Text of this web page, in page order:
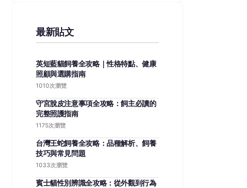
最新貼文
英短藍貓飼養全攻略｜性格特點、健康
照顧與選購指南
1010次瀏覽
守宮脫皮注意事項全攻略：飼主必讀的
完整照護指南
1175次瀏覽
台灣王蛇飼養全攻略：品種解析、飼養
技巧與常見問題
1033次瀏覽
賓士貓性別辨識全攻略：從外觀到行為